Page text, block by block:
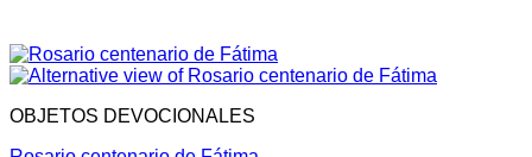
OBJETOS DEVOCIONALES